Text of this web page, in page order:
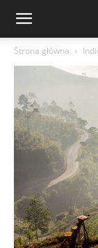
Strona główna